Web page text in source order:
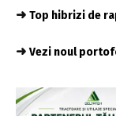
➜ Top hibrizi de
➜ Vezi noul